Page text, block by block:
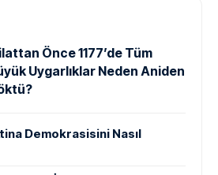
Önce 1177’de Tüm
Uygarlıklar Neden Aniden
Demokrasisini Nasıl